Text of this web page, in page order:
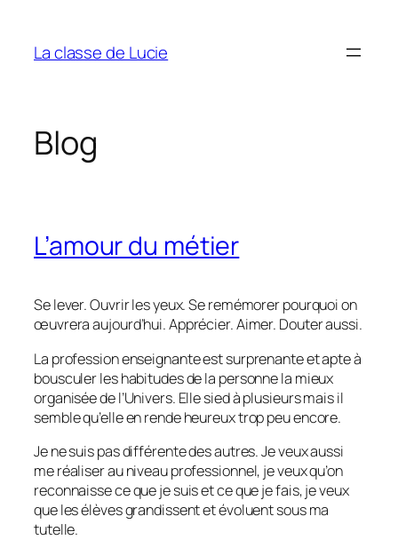
contenu
La classe de Lucie
Blog
L’amour du métier
Se lever. Ouvrir les yeux. Se remémorer pourquoi on
œuvrera aujourd’hui. Apprécier. Aimer. Douter aussi.
La profession enseignante est surprenante et apte à
bousculer les habitudes de la personne la mieux
organisée de l’Univers. Elle sied à plusieurs mais il
semble qu’elle en rende heureux trop peu encore.
Je ne suis pas différente des autres. Je veux aussi
me réaliser au niveau professionnel, je veux qu’on
reconnaisse ce que je suis et ce que je fais, je veux
que les élèves grandissent et évoluent sous ma
tutelle.